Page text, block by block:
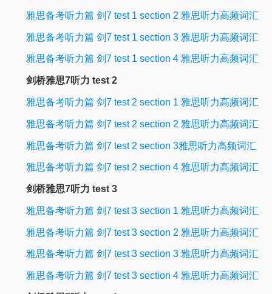
雅思备考听力篇 剑7 test 1 section 2 雅思听力高频词汇
雅思备考听力篇 剑7 test 1 section 3 雅思听力高频词汇
雅思备考听力篇 剑7 test 1 section 4 雅思听力高频词汇
剑桥雅思7听力 test 2
雅思备考听力篇 剑7 test 2 section 1 雅思听力高频词汇
雅思备考听力篇 剑7 test 2 section 2 雅思听力高频词汇
雅思备考听力篇 剑7 test 2 section 3雅思听力高频词汇
雅思备考听力篇 剑7 test 2 section 4 雅思听力高频词汇
剑桥雅思7听力 test 3
雅思备考听力篇 剑7 test 3 section 1 雅思听力高频词汇
雅思备考听力篇 剑7 test 3 section 2 雅思听力高频词汇
雅思备考听力篇 剑7 test 3 section 3 雅思听力高频词汇
雅思备考听力篇 剑7 test 3 section 4 雅思听力高频词汇